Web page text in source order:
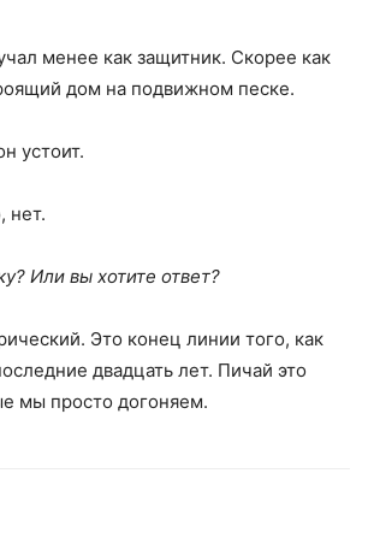
менее как защитник. Скорее как
дом на подвижном песке.
устоит.
нет.
Или вы хотите ответ?
Это конец линии того, как
двадцать лет. Пичай это
мы просто догоняем.